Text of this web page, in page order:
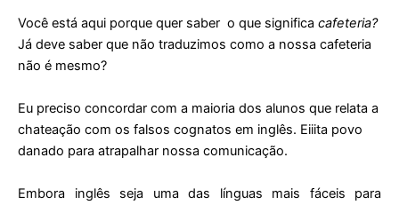
Você está aqui porque quer saber o que significa cafeteria?
Já deve saber que não traduzimos como a nossa cafeteria
não é mesmo?
Eu preciso concordar com a maioria dos alunos que relata a
chateação com os falsos cognatos em inglês. Eiiita povo
danado para atrapalhar nossa comunicação.
Embora inglês seja uma das línguas mais fáceis para